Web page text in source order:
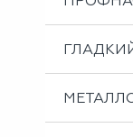
Вальцовка